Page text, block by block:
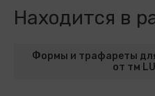
Находится в
Формы и трафареты
от тм